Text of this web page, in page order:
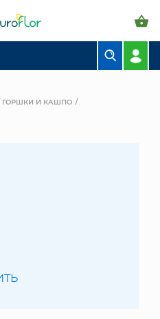
ГОРШКИ И КАШПО